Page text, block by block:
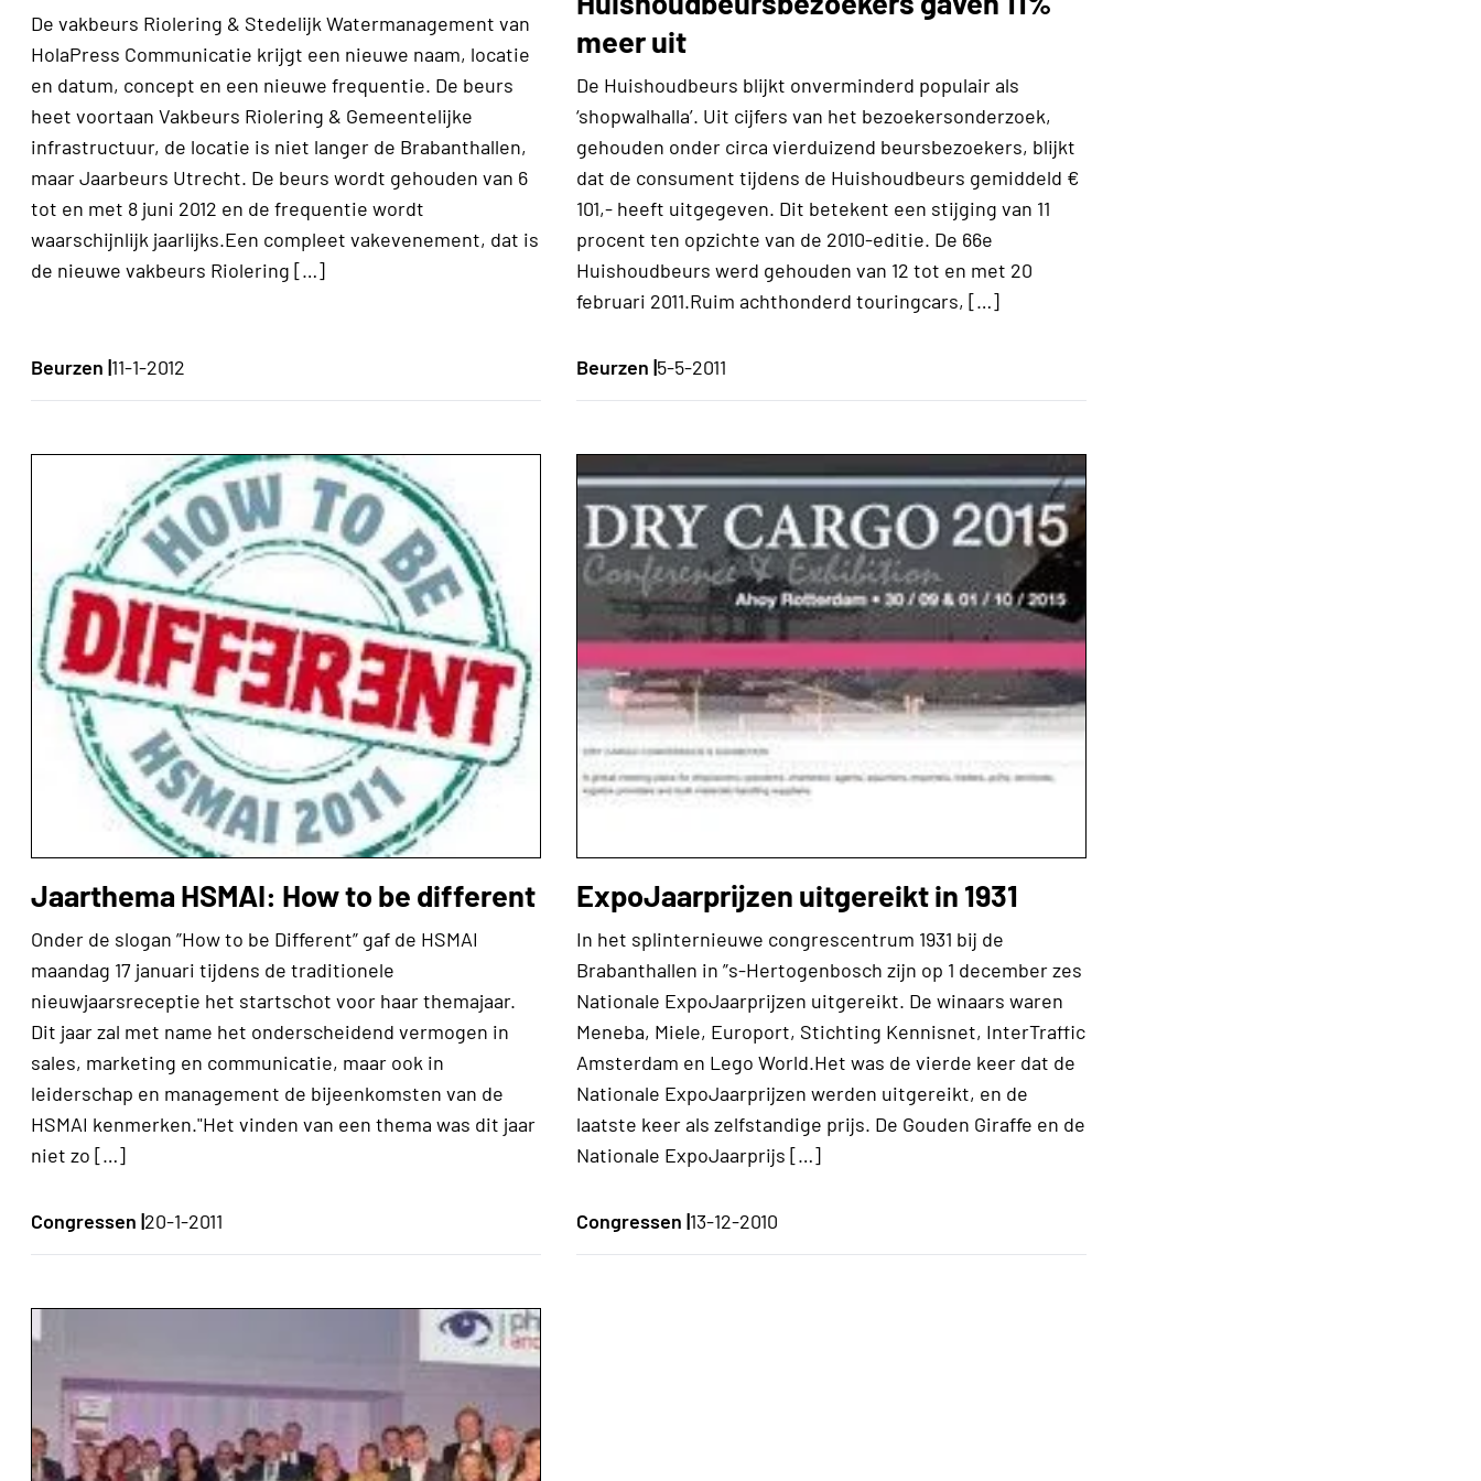
De vakbeurs Riolering & Stedelijk Watermanagement van
HolaPress Communicatie krijgt een nieuwe naam, locatie
en datum, concept en een nieuwe frequentie. De beurs
heet voortaan Vakbeurs Riolering & Gemeentelijke
infrastructuur, de locatie is niet langer de Brabanthallen,
maar Jaarbeurs Utrecht. De beurs wordt gehouden van 6
tot en met 8 juni 2012 en de frequentie wordt
waarschijnlijk jaarlijks.Een compleet vakevenement, dat is
de nieuwe vakbeurs Riolering […]
Beurzen |11-1-2012
meer uit
De Huishoudbeurs blijkt onverminderd populair als
‘shopwalhalla’. Uit cijfers van het bezoekersonderzoek,
gehouden onder circa vierduizend beursbezoekers, blijkt
dat de consument tijdens de Huishoudbeurs gemiddeld €
101,- heeft uitgegeven. Dit betekent een stijging van 11
procent ten opzichte van de 2010-editie. De 66e
Huishoudbeurs werd gehouden van 12 tot en met 20
februari 2011.Ruim achthonderd touringcars, […]
Beurzen |5-5-2011
Jaarthema HSMAI: How to be different
Onder de slogan ”How to be Different” gaf de HSMAI
maandag 17 januari tijdens de traditionele
nieuwjaarsreceptie het startschot voor haar themajaar.
Dit jaar zal met name het onderscheidend vermogen in
sales, marketing en communicatie, maar ook in
leiderschap en management de bijeenkomsten van de
HSMAI kenmerken."Het vinden van een thema was dit jaar
niet zo […]
Congressen |20-1-2011
ExpoJaarprijzen uitgereikt in 1931
In het splinternieuwe congrescentrum 1931 bij de
Brabanthallen in ”s-Hertogenbosch zijn op 1 december zes
Nationale ExpoJaarprijzen uitgereikt. De winaars waren
Meneba, Miele, Europort, Stichting Kennisnet, InterTraffic
Amsterdam en Lego World.Het was de vierde keer dat de
Nationale ExpoJaarprijzen werden uitgereikt, en de
laatste keer als zelfstandige prijs. De Gouden Giraffe en de
Nationale ExpoJaarprijs […]
Congressen |13-12-2010